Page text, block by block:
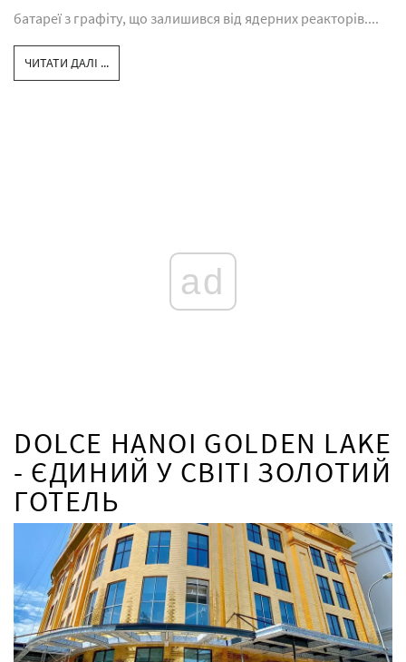
батареї з графіту, що залишився від ядерних реакторів....
ЧИТАТИ ДАЛІ ...
ad
DOLCE HANOI GOLDEN LAKE
- ЄДИНИЙ У СВІТІ ЗОЛОТИЙ
ГОТЕЛЬ